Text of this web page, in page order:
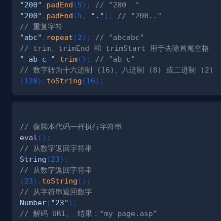
"200" . padEnd (5) ;
// "200  "
"200" . padEnd (5 , "." ) ;
// "200.."
// 重复字符
"abc" . repeat (2) ;
// "abcabc"
// trim、trimEnd 和 trimStart 用于去除首尾空格
" ab c " . trim( ) ;
// "ab c"
// 数字转为十六进制 (16)、八进制 (8) 或二进制 (2)
(128) . toString (16) ;
// 像脚本代码一样执行字符串
eval ( ) ;
// 从数字返回字符串
String (23) ;
// 从数字返回字符串
(23) . toString ( ) ;
// 从字符串返回数字
Number( "23" ) ;
// 解码 URI。 结果：“my page.asp”